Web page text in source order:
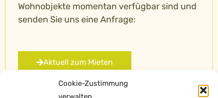
Cookie-Zustimmung
Wohnobjekte momentan verfügbar sind und
senden Sie uns eine Anfrage:
Aktuell zum Mieten